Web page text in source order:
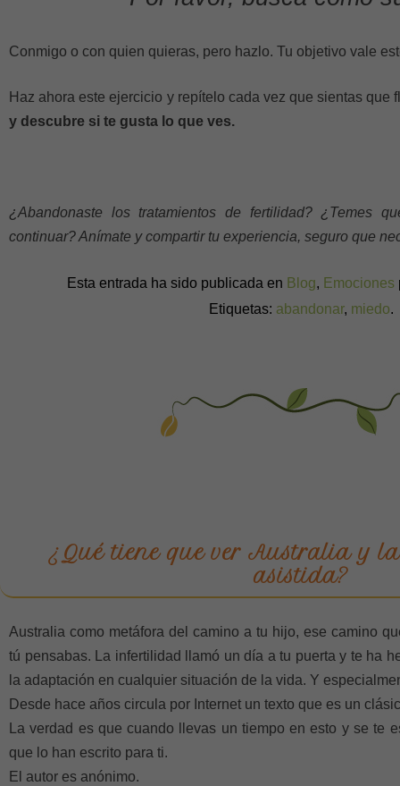
Conmigo o con quien quieras, pero hazlo. Tu objetivo vale
Haz ahora este ejercicio y repítelo cada vez que sientas que
y descubre si te gusta lo que ves.
¿Abandonaste los tratamientos de fertilidad? ¿Temes
continuar? Anímate y compartir tu experiencia, seguro que
Esta entrada ha sido publicada en Blog, Emociones
Etiquetas: abandonar, miedo.
¿Qué tiene que ver Australia y
asistida?
Australia como metáfora del camino a tu hijo, ese camino
tú pensabas. La infertilidad llamó un día a tu puerta y te ha
la adaptación en cualquier situación de la vida. Y
Desde hace años circula por Internet un texto que es un
La verdad es que cuando llevas un tiempo en esto y se te
que lo han escrito para ti.
El autor es anónimo.